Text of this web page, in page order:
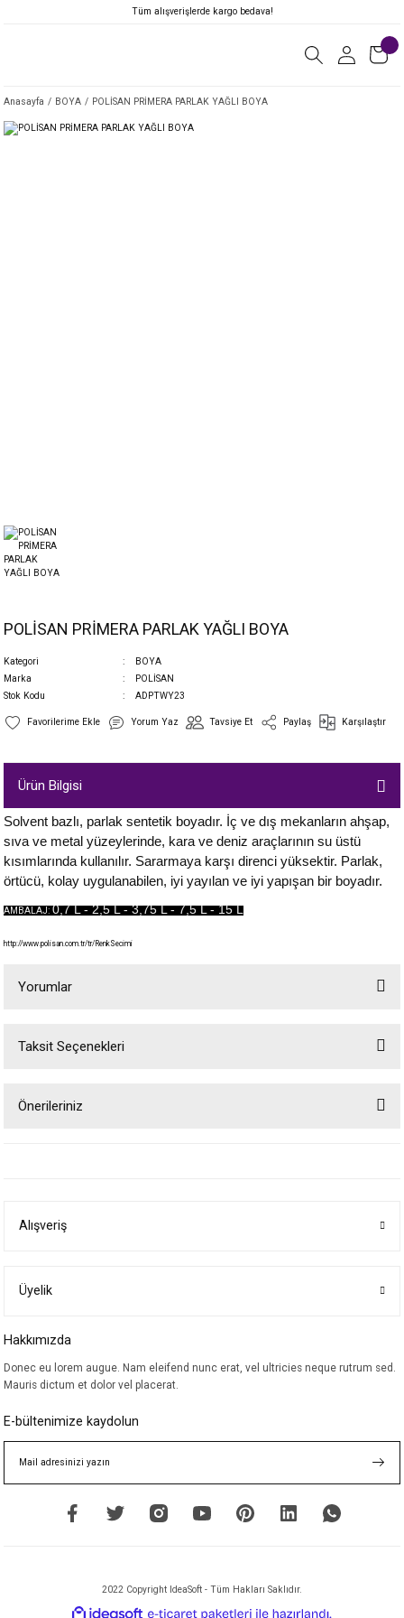
Tüm alışverişlerde kargo bedava!
Anasayfa BOYA POLİSAN PRİMERA PARLAK YAĞLI BOYA
POLİSAN PRİMERA PARLAK YAĞLI BOYA
Kategori
BOYA
Marka
POLİSAN
Stok Kodu
ADPTWY23
Yorum Yaz Tavsiye Et Paylaş Karşılaştır
Ürün Bilgisi
Solvent bazlı, parlak sentetik boyadır. İç ve dış mekanların ahşap,
sıva ve metal yüzeylerinde, kara ve deniz araçlarının su üstü
kısımlarında kullanılır. Sararmaya karşı direnci yüksektir. Parlak,
örtücü, kolay uygulanabilen, iyi yayılan ve iyi yapışan bir boyadır.
AMBALAJ: 0,7 L - 2,5 L - 3,75 L - 7,5 L - 15 L
http://www.polisan.com.tr/tr/RenkSecimi
Yorumlar
Taksit Seçenekleri
Önerileriniz
Ürün bilgilerinde hatalar bulunuyor.
Bu ürüne benzer farklı alternatifler olmalı.
Alışveriş
Üyelik
Hakkımızda
Donec eu lorem augue. Nam eleifend nunc erat, vel ultricies neque rutrum sed.
Mauris dictum et dolor vel placerat.
E-bültenimize kaydolun
2022 Copyright IdeaSoft - Tüm Hakları Saklıdır.
ideasoft e-